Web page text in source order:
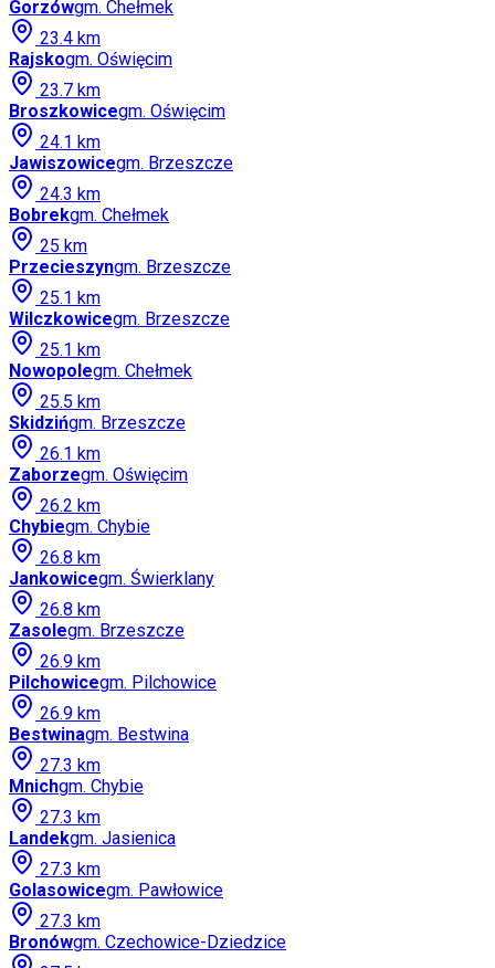
Gorzówgm. Chełmek
23.4 km
Rajskogm. Oświęcim
23.7 km
Broszkowicegm. Oświęcim
24.1 km
Jawiszowicegm. Brzeszcze
24.3 km
Bobrekgm. Chełmek
25 km
Przecieszyngm. Brzeszcze
25.1 km
Wilczkowicegm. Brzeszcze
25.1 km
Nowopolegm. Chełmek
25.5 km
Skidzińgm. Brzeszcze
26.1 km
Zaborzegm. Oświęcim
26.2 km
Chybiegm. Chybie
26.8 km
Jankowicegm. Świerklany
26.8 km
Zasolegm. Brzeszcze
26.9 km
Pilchowicegm. Pilchowice
26.9 km
Bestwinagm. Bestwina
27.3 km
Mnichgm. Chybie
27.3 km
Landekgm. Jasienica
27.3 km
Golasowicegm. Pawłowice
27.3 km
Bronówgm. Czechowice-Dziedzice